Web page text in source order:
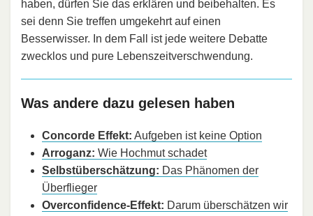
haben, dürfen Sie das erklären und beibehalten. Es
sei denn Sie treffen umgekehrt auf einen
Besserwisser. In dem Fall ist jede weitere Debatte
zwecklos und pure Lebenszeitverschwendung.
Was andere dazu gelesen haben
Concorde Effekt: Aufgeben ist keine Option
Arroganz: Wie Hochmut schadet
Selbstüberschätzung: Das Phänomen der
Überflieger
Overconfidence-Effekt: Darum überschätzen wir